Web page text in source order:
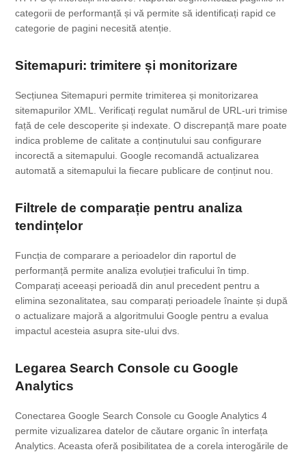
categorii de performanță și vă permite să identificați rapid ce
categorie de pagini necesită atenție.
Sitemapuri: trimitere și monitorizare
Secțiunea Sitemapuri permite trimiterea și monitorizarea
sitemapurilor XML. Verificați regulat numărul de URL-uri trimise
față de cele descoperite și indexate. O discrepanță mare poate
indica probleme de calitate a conținutului sau configurare
incorectă a sitemapului. Google recomandă actualizarea
automată a sitemapului la fiecare publicare de conținut nou.
Filtrele de comparație pentru analiza
tendințelor
Funcția de comparare a perioadelor din raportul de
performanță permite analiza evoluției traficului în timp.
Comparați aceeași perioadă din anul precedent pentru a
elimina sezonalitatea, sau comparați perioadele înainte și după
o actualizare majoră a algoritmului Google pentru a evalua
impactul acesteia asupra site-ului dvs.
Legarea Search Console cu Google
Analytics
Conectarea Google Search Console cu Google Analytics 4
permite vizualizarea datelor de căutare organic în interfața
Analytics. Aceasta oferă posibilitatea de a corela interogările de